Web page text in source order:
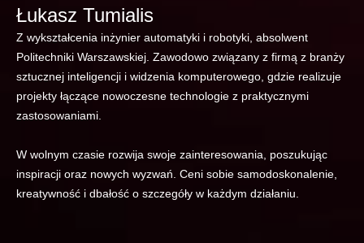
Łukasz Tumialis
Z wykształcenia inżynier automatyki i robotyki, absolwent
Politechniki Warszawskiej. Zawodowo związany z firmą z branży
sztucznej inteligencji i widzenia komputerowego, gdzie realizuje
projekty łączące nowoczesne technologie z praktycznymi
zastosowaniami.
W wolnym czasie rozwija swoje zainteresowania, poszukując
inspiracji oraz nowych wyzwań. Ceni sobie samodoskonalenie,
kreatywność i dbałość o szczegóły w każdym działaniu.